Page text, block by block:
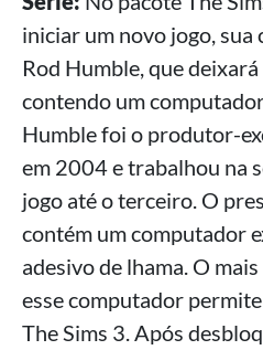
iniciar um novo jogo, sua
Rod Humble, que
contendo um
Humble foi o produtor-
em 2004 e trabalhou na
jogo até o terceiro. O
contém um computador
adesivo de lhama. O
esse computador
The Sims 3. Após